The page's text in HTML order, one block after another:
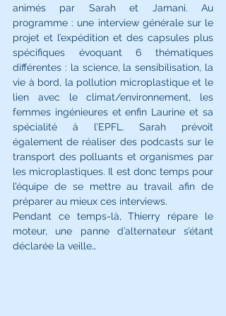
animés par Sarah et Jamani. Au
programme : une interview générale sur le
projet et l’expédition et des capsules plus
spécifiques évoquant 6 thématiques
différentes : la science, la sensibilisation, la
vie à bord, la pollution microplastique et le
lien avec le climat/environnement, les
femmes ingénieures et enfin Laurine et sa
spécialité à l’EPFL. Sarah prévoit
également de réaliser des podcasts sur le
transport des polluants et organismes par
les microplastiques. Il est donc temps pour
l’équipe de se mettre au travail afin de
préparer au mieux ces interviews.
Pendant ce temps-là, Thierry répare le
moteur, une panne d’alternateur s’étant
déclarée la veille…